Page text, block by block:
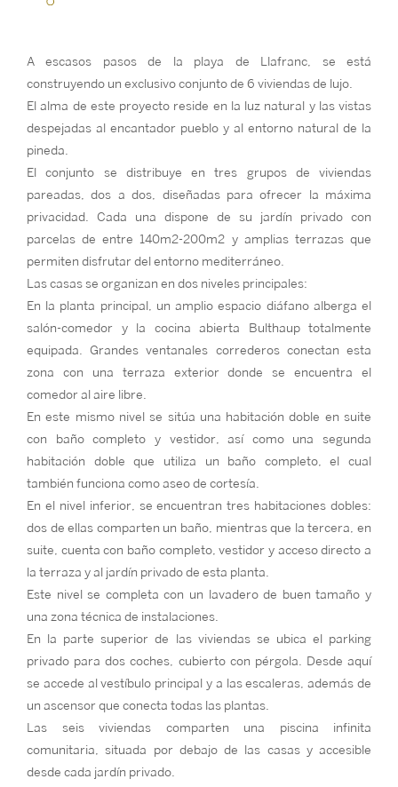
A escasos pasos de la playa de Llafranc, se está
construyendo un exclusivo conjunto de 6 viviendas de lujo.
El alma de este proyecto reside en la luz natural y las vistas
despejadas al encantador pueblo y al entorno natural de la
pineda.
El conjunto se distribuye en tres grupos de viviendas
pareadas, dos a dos, diseñadas para ofrecer la máxima
privacidad. Cada una dispone de su jardín privado con
parcelas de entre 140m2-200m2 y amplias terrazas que
permiten disfrutar del entorno mediterráneo.
Las casas se organizan en dos niveles principales:
En la planta principal, un amplio espacio diáfano alberga el
salón-comedor y la cocina abierta Bulthaup totalmente
equipada. Grandes ventanales correderos conectan esta
zona con una terraza exterior donde se encuentra el
comedor al aire libre.
En este mismo nivel se sitúa una habitación doble en suite
con baño completo y vestidor, así como una segunda
habitación doble que utiliza un baño completo, el cual
también funciona como aseo de cortesía.
En el nivel inferior, se encuentran tres habitaciones dobles:
dos de ellas comparten un baño, mientras que la tercera, en
suite, cuenta con baño completo, vestidor y acceso directo a
la terraza y al jardín privado de esta planta.
Este nivel se completa con un lavadero de buen tamaño y
una zona técnica de instalaciones.
En la parte superior de las viviendas se ubica el parking
privado para dos coches, cubierto con pérgola. Desde aquí
se accede al vestíbulo principal y a las escaleras, además de
un ascensor que conecta todas las plantas.
Las seis viviendas comparten una piscina infinita
comunitaria, situada por debajo de las casas y accesible
desde cada jardín privado.